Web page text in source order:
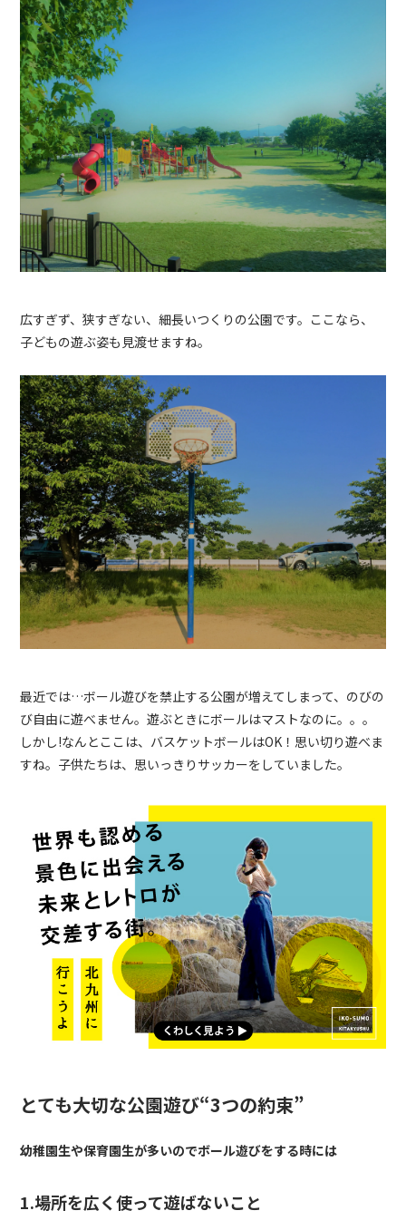
広すぎず、狭すぎない、細長いつくりの公園です。ここなら、
子どもの遊ぶ姿も見渡せますね。
最近では…ボール遊びを禁止する公園が増えてしまって、のびの
び自由に遊べません。遊ぶときにボールはマストなのに。。。
しかし!なんとここは、バスケットボールはOK！思い切り遊べま
すね。子供たちは、思いっきりサッカーをしていました。
とても大切な公園遊び“3つの約束”
幼稚園生や保育園生が多いのでボール遊びをする時には
1.場所を広く使って遊ばないこと